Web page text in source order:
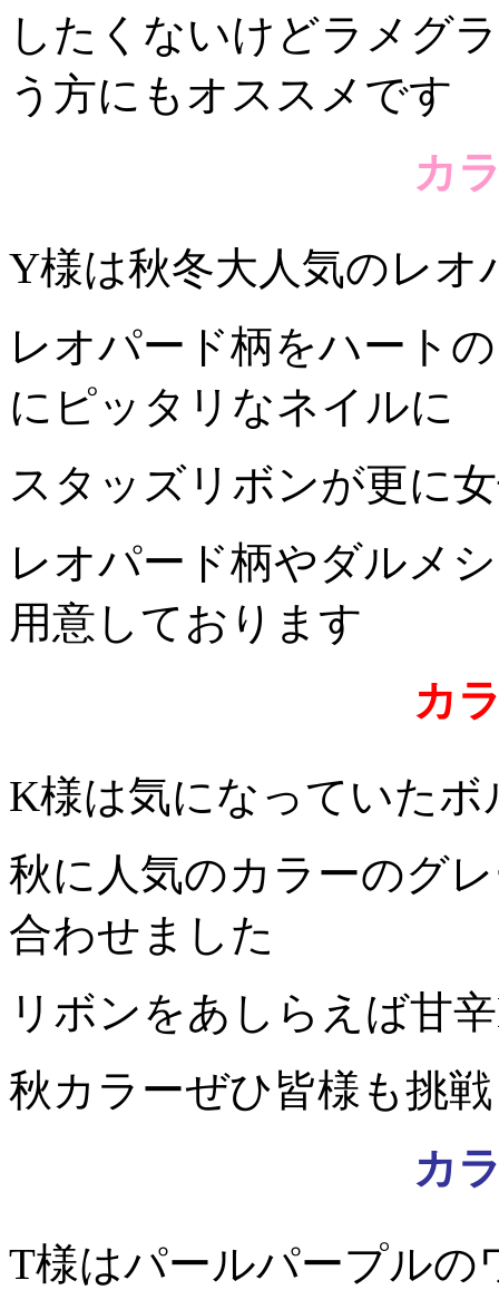
したくないけどラメグ
う方にもオススメです
カ
Y様は秋冬大人気のレオ
レオパード柄をハート
にピッタリなネイルに
スタッズリボンが更に
レオパード柄やダルメ
用意しております
カ
K様は気になっていた
秋に人気のカラーのグ
合わせました
リボンをあしらえば甘
秋カラーぜひ皆様も挑
カ
T様はパールパープルの